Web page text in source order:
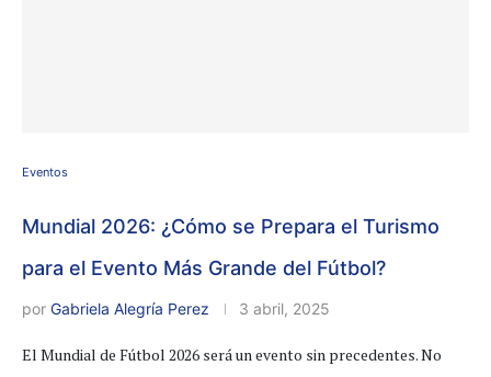
Eventos
Mundial 2026: ¿Cómo se Prepara el Turismo
para el Evento Más Grande del Fútbol?
por Gabriela Alegría Perez 3 abril, 2025
El Mundial de Fútbol 2026 será un evento sin precedentes. No